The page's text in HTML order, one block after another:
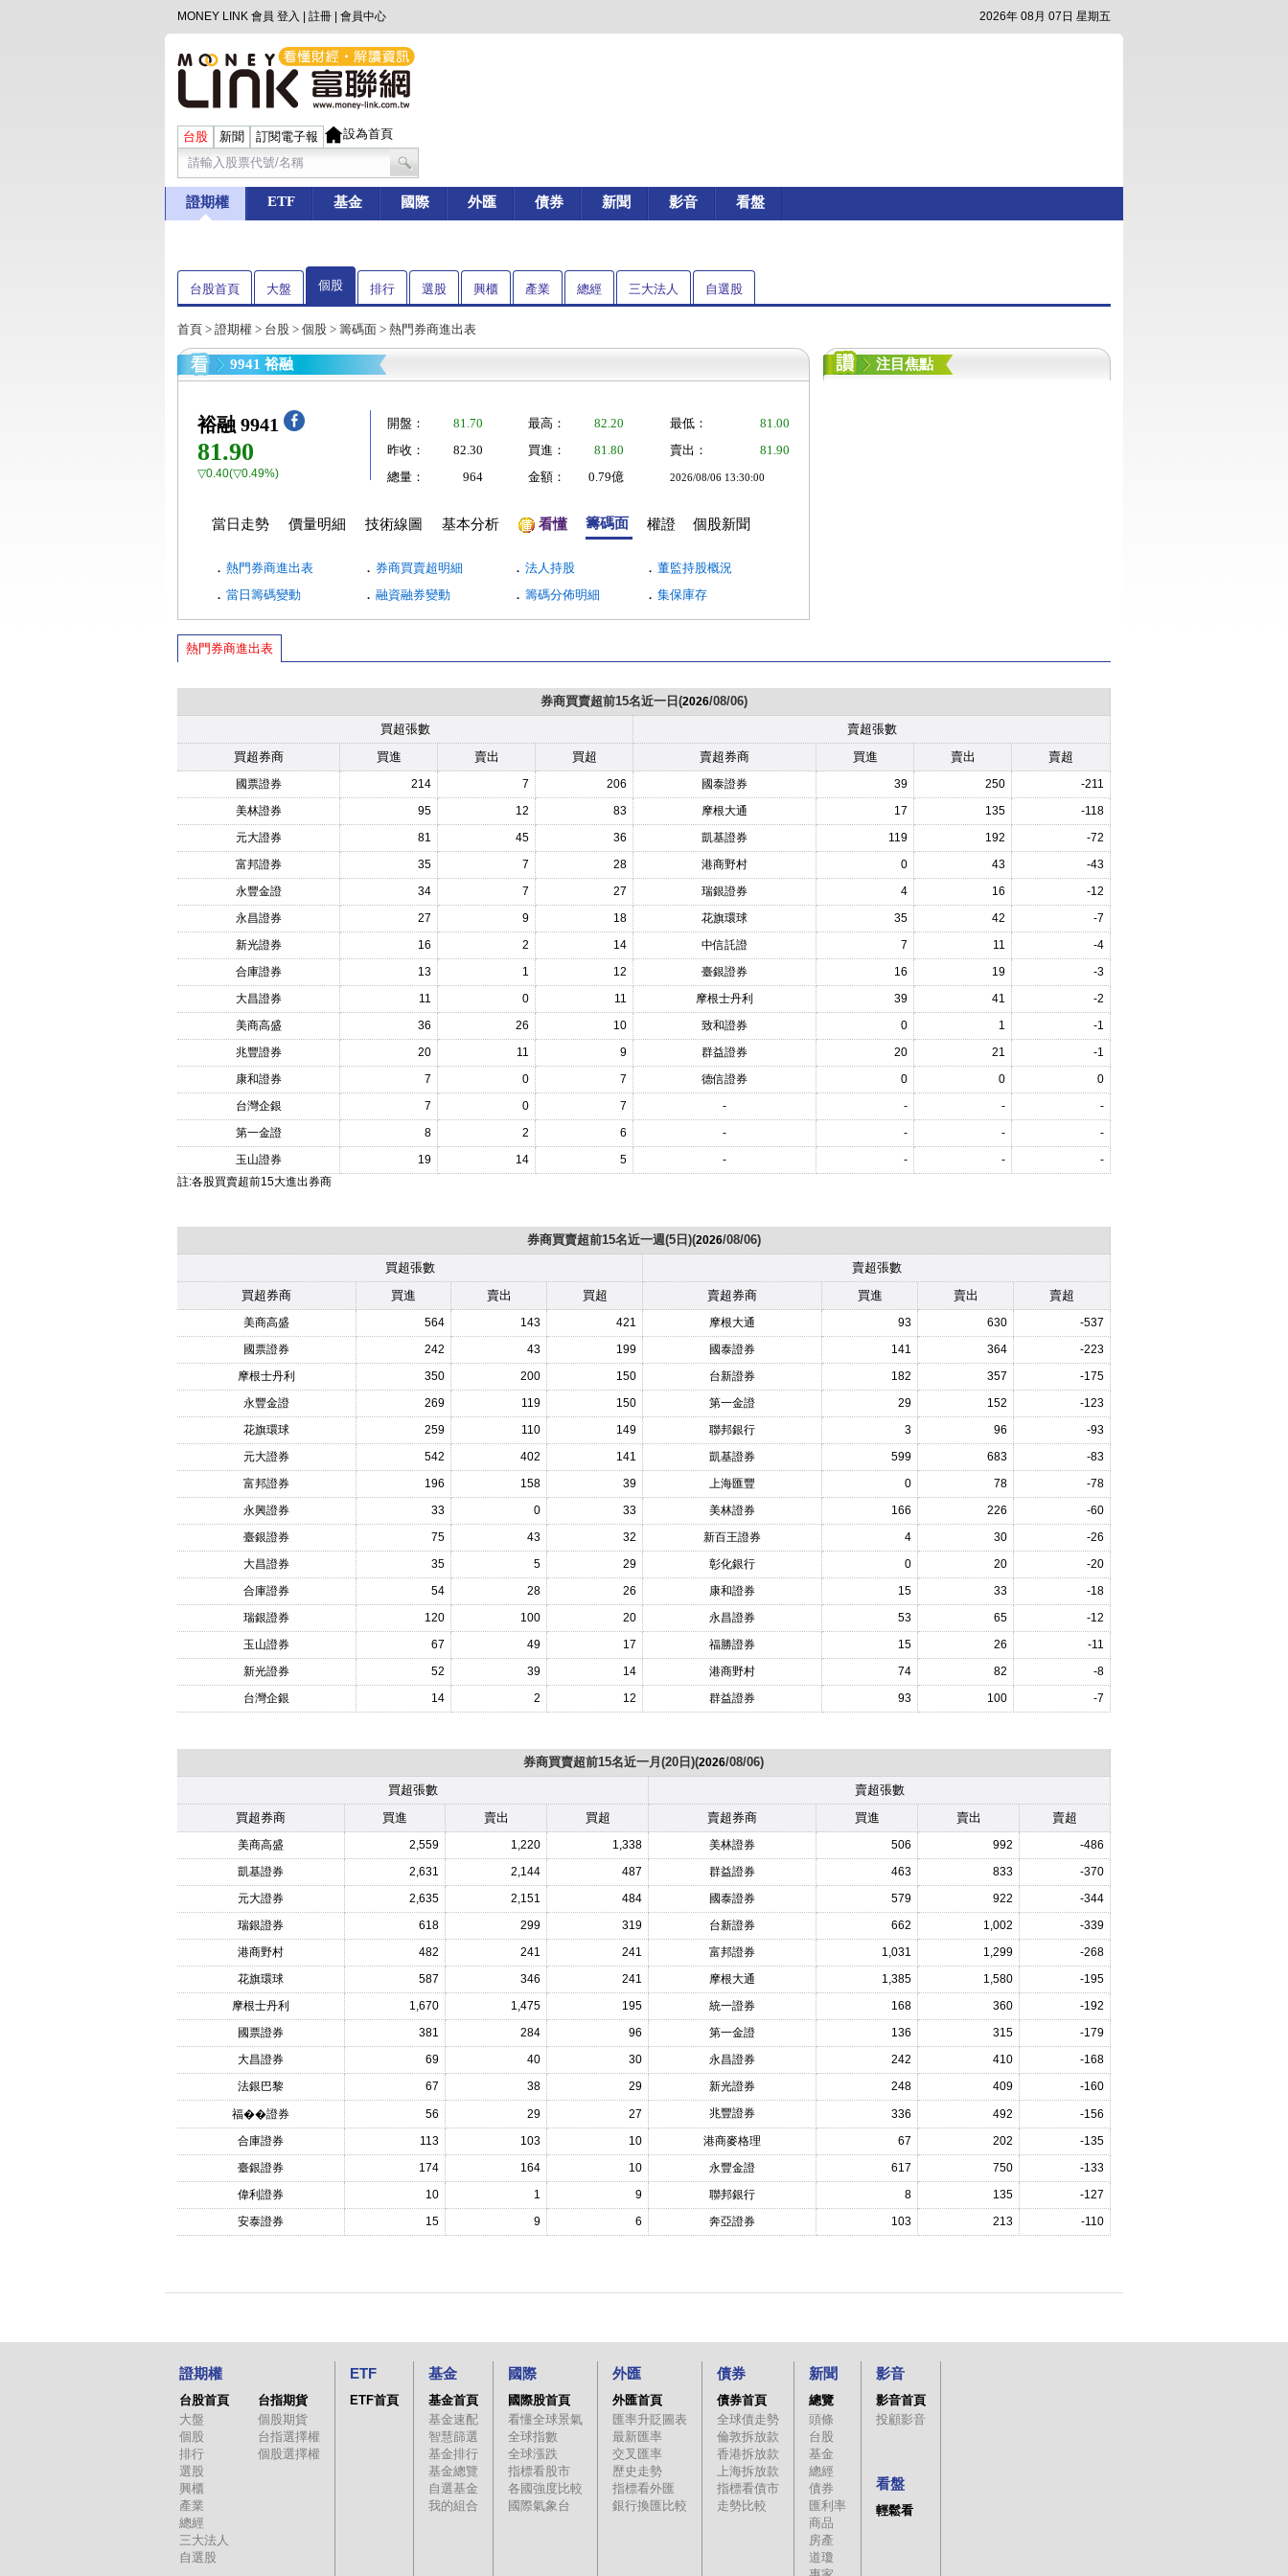
MONEY LINK 會員 登入 註冊 會員中心 2026年 08月 07日 星期五
台股 新聞 訂閱電子報 設為首頁
證期權 ETF 基金 國際 外匯 債券 新聞 影音 看盤
台股首頁 大盤 個股 排行 選股 興櫃 產業 總經 三大法人 自選股
首頁 > 證期權 > 台股 > 個股 > 籌碼面 > 熱門券商進出表
9941 裕融
裕融 9941
81.90
▽0.40(▽0.49%)
開盤： 81.70 最高： 82.20 最低：
81.00
昨收：
82.30 買進： 81.80 賣出：
81.90
總量：
964 金額： 0.79億 2026/08/06 13:30:00
當日走勢 價量明細 技術線圖 基本分析 看懂 籌碼面 權證 個股新聞
． 熱門券商進出表 ． 券商買賣超明細 ． 法人持股 ． 董監持股概況
． 當日籌碼變動 ． 融資融券變動 ． 籌碼分佈明細 ． 集保庫存
注目焦點
熱門券商進出表
券商買賣超前15名近一日(2026/08/06)
買超張數
賣超張數
買超券商
買進 賣出 買超 賣超券商 買進 賣出 賣超
國票證券 214 7 206 國泰證券 39 250
-211
美林證券
95 12 83 摩根大通 17 135
-118
元大證券
81 45 36 凱基證券 119 192
-72
富邦證券
35 7 28 港商野村 0 43
-43
永豐金證
34 7 27 瑞銀證券 4 16
-12
永昌證券
27 9 18 花旗環球 35 42
-7
新光證券
16 2 14 中信託證 7 11
-4
合庫證券
13 1 12 臺銀證券 16 19
-3
大昌證券
11 0 11 摩根士丹利 39 41
-2
美商高盛
36 26 10 致和證券 0 1
-1
兆豐證券
20 11 9 群益證券 20 21
-1
康和證券
7 0 7 德信證券 0 0
0
台灣企銀
7 0 7 - - -
-
第一金證
8 2 6 - - -
-
玉山證券
19 14 5 - - -
-
註:各股買賣超前15大進出券商
券商買賣超前15名近一週(5日)(2026/08/06)
買超張數
賣超張數
買超券商
買進 賣出 買超 賣超券商 買進 賣出 賣超
美商高盛 564 143 421 摩根大通 93 630
-537
國票證券
242 43 199 國泰證券 141 364
-223
摩根士丹利
350 200 150 台新證券 182 357
-175
永豐金證
269 119 150 第一金證 29 152
-123
花旗環球
259 110 149 聯邦銀行 3 96
-93
元大證券
542 402 141 凱基證券 599 683
-83
富邦證券
196 158 39 上海匯豐 0 78
-78
永興證券
33 0 33 美林證券 166 226
-60
臺銀證券
75 43 32 新百王證券 4 30
-26
大昌證券
35 5 29 彰化銀行 0 20
-20
合庫證券
54 28 26 康和證券 15 33
-18
瑞銀證券
120 100 20 永昌證券 53 65
-12
玉山證券
67 49 17 福勝證券 15 26
-11
新光證券
52 39 14 港商野村 74 82
-8
台灣企銀
14 2 12 群益證券 93 100 -7
券商買賣超前15名近一月(20日)(2026/08/06)
買超張數
賣超張數
買超券商
買進 賣出 買超 賣超券商 買進 賣出 賣超
美商高盛 2,559 1,220 1,338 美林證券 506 992
-486
凱基證券
2,631 2,144 487 群益證券 463 833
-370
元大證券
2,635 2,151 484 國泰證券 579 922
-344
瑞銀證券
618 299 319 台新證券 662 1,002
-339
港商野村
482 241 241 富邦證券 1,031 1,299
-268
花旗環球
587 346 241 摩根大通 1,385 1,580
-195
摩根士丹利
1,670 1,475 195 統一證券 168 360
-192
國票證券
381 284 96 第一金證 136 315
-179
大昌證券
69 40 30 永昌證券 242 410
-168
法銀巴黎
67 38 29 新光證券 248 409 -160
福��證券 56 29 27 兆豐證券 336 492
-156
合庫證券
113 103 10 港商麥格理 67 202
-135
臺銀證券
174 164 10 永豐金證 617 750
-133
偉利證券
10 1 9 聯邦銀行 8 135
-127
安泰證券
15 9 6 奔亞證券 103 213 -110
證期權
台股首頁
大盤
個股
排行
選股
興櫃
產業
總經
三大法人
自選股
台指期貨
個股期貨
台指選擇權
個股選擇權
ETF
ETF首頁
基金
基金首頁
基金速配
智慧篩選
基金排行
基金總覽
自選基金
我的組合
國際
國際股首頁
看懂全球景氣
全球指數
全球漲跌
指標看股市
各國強度比較
國際氣象台
外匯
外匯首頁
匯率升貶圖表
最新匯率
交叉匯率
歷史走勢
指標看外匯
銀行換匯比較
債券
債券首頁
全球債走勢
倫敦拆放款
香港拆放款
上海拆放款
指標看債市
走勢比較
新聞
總覽
頭條
台股
基金
總經
債券
匯利率
商品
房產
道瓊
影音
影音首頁
投顧影音
看盤
輕鬆看